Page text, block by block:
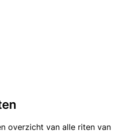
overzicht van alle riten van